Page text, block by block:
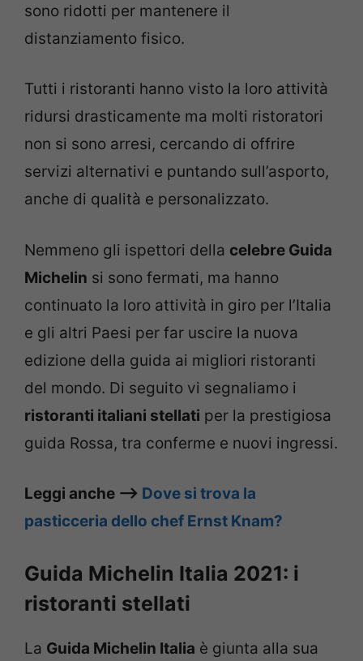
sono ridotti per mantenere il
distanziamento fisico.
Tutti i ristoranti hanno visto la loro attività
ridursi drasticamente ma molti ristoratori
non si sono arresi, cercando di offrire
servizi alternativi e puntando sull’asporto,
anche di qualità e personalizzato.
Nemmeno gli ispettori della celebre Guida
Michelin si sono fermati, ma hanno
continuato la loro attività in giro per l’Italia
e gli altri Paesi per far uscire la nuova
edizione della guida ai migliori ristoranti
del mondo. Di seguito vi segnaliamo i
ristoranti italiani stellati per la prestigiosa
guida Rossa, tra conferme e nuovi ingressi.
Leggi anche –> Dove si trova la
pasticceria dello chef Ernst Knam?
Guida Michelin Italia 2021: i
ristoranti stellati
La Guida Michelin Italia è giunta alla sua